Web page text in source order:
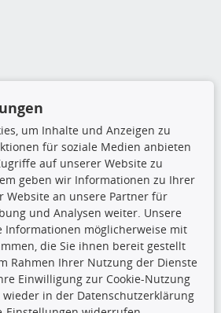
Die hier angezeigten Daten,
insbesondere die gesamte Datenbank,
dürfen nicht kopiert werden. Es ist zu
die gesamte Datenbank ohne
zu vervielfältigen, zu
Handlungen durch Dritte ausführen
stellt eine
dar und wird verfolgt.
um Inhalte und Anzeigen zu
für soziale Medien anbieten
auf unserer Website zu
geben wir Informationen zu Ihrer
Website an unsere Partner für
und Analysen weiter. Unsere
Informationen möglicherweise mit
die Sie ihnen bereit gestellt
Rahmen Ihrer Nutzung der Dienste
Einwilligung zur Cookie-Nutzung
wieder in der Datenschutzerklärung